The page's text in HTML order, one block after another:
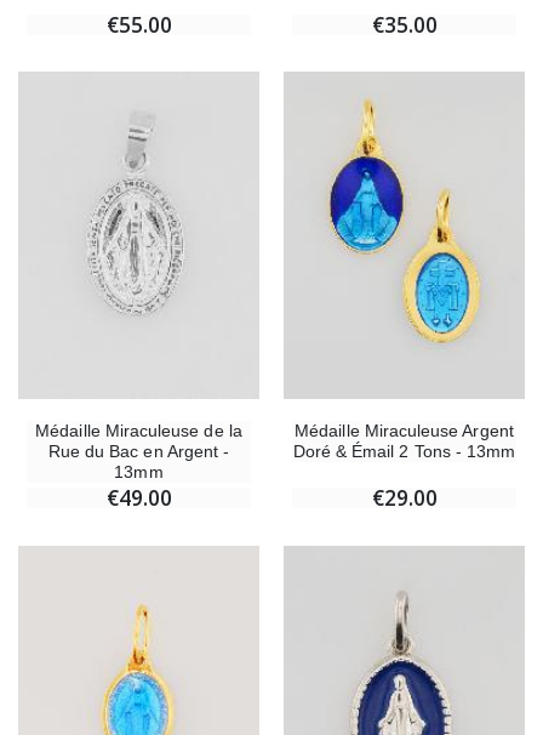
€55.00 €35.00
Médaille Miraculeuse de la
Rue du Bac en Argent -
13mm
€49.00
Médaille Miraculeuse Argent
Doré & Émail 2 Tons - 13mm
€29.00